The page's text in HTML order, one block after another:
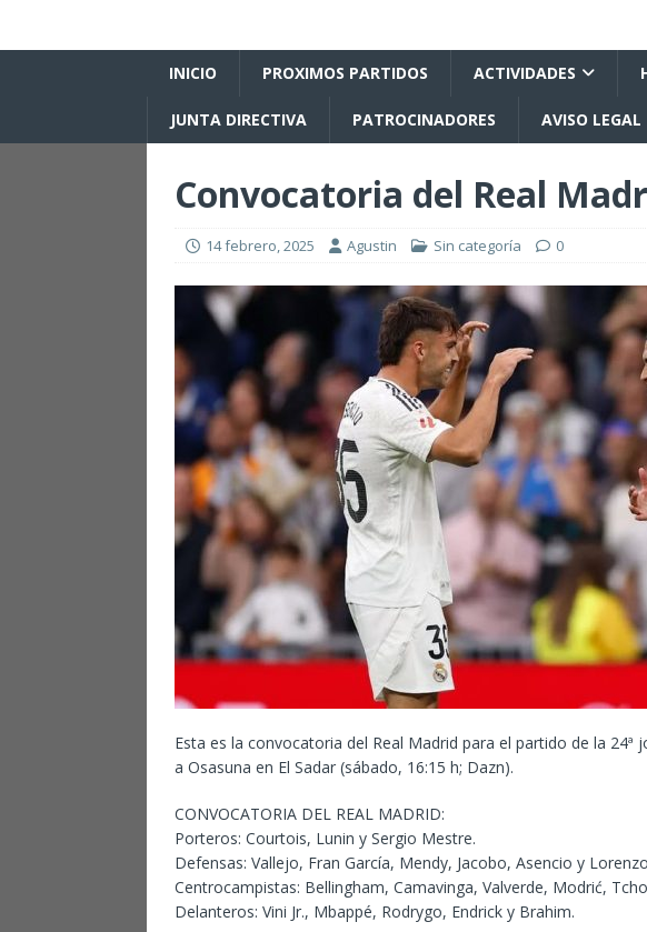
INICIO PROXIMOS PARTIDOS ACTIVIDADES
JUNTA DIRECTIVA PATROCINADORES AVISO LEGAL
Convocatoria del Real
14 febrero, 2025 Agustin Sin categoría 0
Esta es la convocatoria del Real Madrid para el partido de la 24ª
a Osasuna en El Sadar (sábado, 16:15 h; Dazn).
CONVOCATORIA DEL REAL MADRID:
Porteros: Courtois, Lunin y Sergio Mestre.
Defensas: Vallejo, Fran García, Mendy, Jacobo, Asencio y
Centrocampistas: Bellingham, Camavinga, Valverde, Modrić,
Delanteros: Vini Jr., Mbappé, Rodrygo, Endrick y Brahim.